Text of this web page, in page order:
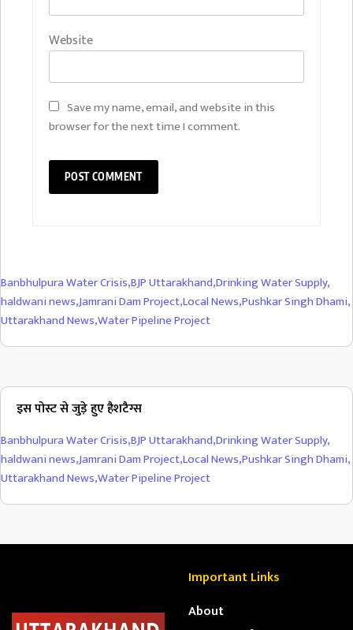
Website
Save my name, email, and website in this
browser for the next time I comment.
Banbhulpura Water Crisis,BJP Uttarakhand,Drinking Water Supply,
haldwani news,Jamrani Dam Project,Local News,Pushkar Singh Dhami,
Uttarakhand News,Water Pipeline Project
इस पोस्ट से जुड़े हुए हैशटैग्स
Banbhulpura Water Crisis,BJP Uttarakhand,Drinking Water Supply,
haldwani news,Jamrani Dam Project,Local News,Pushkar Singh Dhami,
Uttarakhand News,Water Pipeline Project
Important Links
About